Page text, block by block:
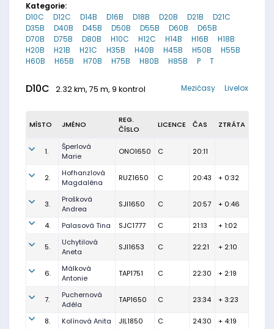
Kategorie:
D10C
D12C D14B D16B D18B D20B D21B
D21C
D35B
D40B D45B D50B D55B D60B
D65B
D70B
D75B D80B H10C H12C H14B H16B
H18B
H20B
H21B H21C H35B H40B H45B H50B
H55B
H60B
H65B H70B H75B H80B H85B P T
D10C 2.32 km, 75 m, 9 kontrol Livelox
Mezičasy
MÍSTO JMÉNO
REG.
ČÍSLO
LICENCE ČAS ZTRÁTA
1.
Šperlová
Marie
ONO1650 C 20:11
2.
Hofhanzlová
Magdaléna
RUZ1650 C 20:43 + 0:32
3.
Prošková
Andrea
SJI1650 C 20:57 + 0:46
4. Palasová Tina SJC1777 C 21:13 + 1:02
5.
Uchytilová
Aneta
SJI1653 C 22:21 + 2:10
6.
Málková
Antonie
TAP1751 C 22:30 + 2:19
7.
Puchernová
Adéla
TAP1650 C 23:34 + 3:23
8. Kolínová Anita JIL1850 C 24:30 + 4:19